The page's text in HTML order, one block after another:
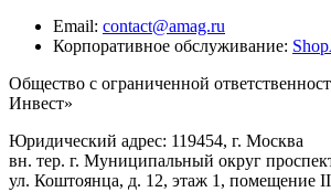
Email: contact@amag.ru
Корпоративное обслуживание:
Общество с ограниченной
Инвест»
Юридический адрес: 119454, г. Москва
вн. тер. г. Муниципальный округ
ул. Коштоянца, д. 12, этаж 1, помещение